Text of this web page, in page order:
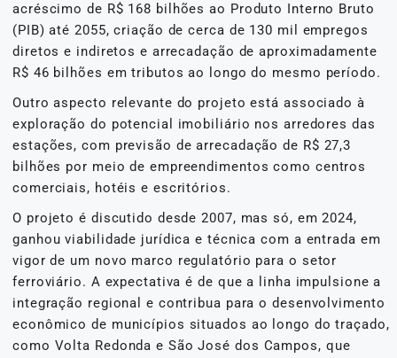
acréscimo de R$ 168 bilhões ao Produto Interno Bruto
(PIB) até 2055, criação de cerca de 130 mil empregos
diretos e indiretos e arrecadação de aproximadamente
R$ 46 bilhões em tributos ao longo do mesmo período.
Outro aspecto relevante do projeto está associado à
exploração do potencial imobiliário nos arredores das
estações, com previsão de arrecadação de R$ 27,3
bilhões por meio de empreendimentos como centros
comerciais, hotéis e escritórios.
O projeto é discutido desde 2007, mas só, em 2024,
ganhou viabilidade jurídica e técnica com a entrada em
vigor de um novo marco regulatório para o setor
ferroviário. A expectativa é de que a linha impulsione a
integração regional e contribua para o desenvolvimento
econômico de municípios situados ao longo do traçado,
como Volta Redonda e São José dos Campos, que